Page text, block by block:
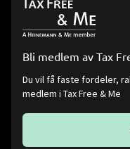
Bli medlem av Tax
Du vil få faste fordeler,
medlem i Tax Free & Me